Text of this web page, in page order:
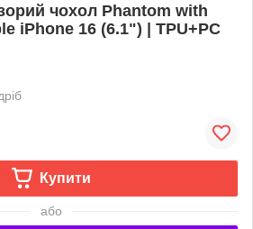
чохол Phantom with
iPhone 16 (6.1") | TPU+PC
Купити
або